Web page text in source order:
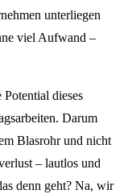
unterliegen
viel Aufwand –
dieses
Darum
Blasrohr und nicht
– lautlos und
denn geht? Na, wir